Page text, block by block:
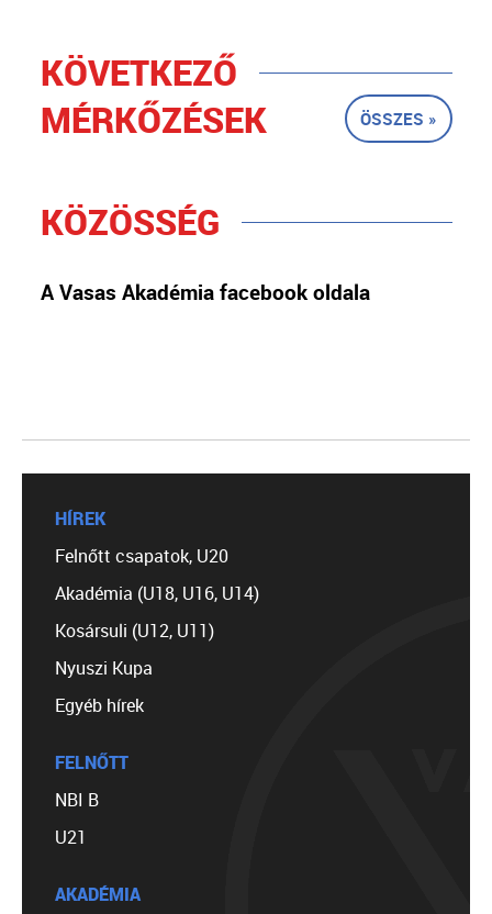
KÖVETKEZŐ
MÉRKŐZÉSEK
ÖSSZES »
KÖZÖSSÉG
A Vasas Akadémia facebook oldala
HÍREK
Felnőtt csapatok, U20
Akadémia (U18, U16, U14)
Kosársuli (U12, U11)
Nyuszi Kupa
Egyéb hírek
FELNŐTT
NBI B
U21
AKADÉMIA